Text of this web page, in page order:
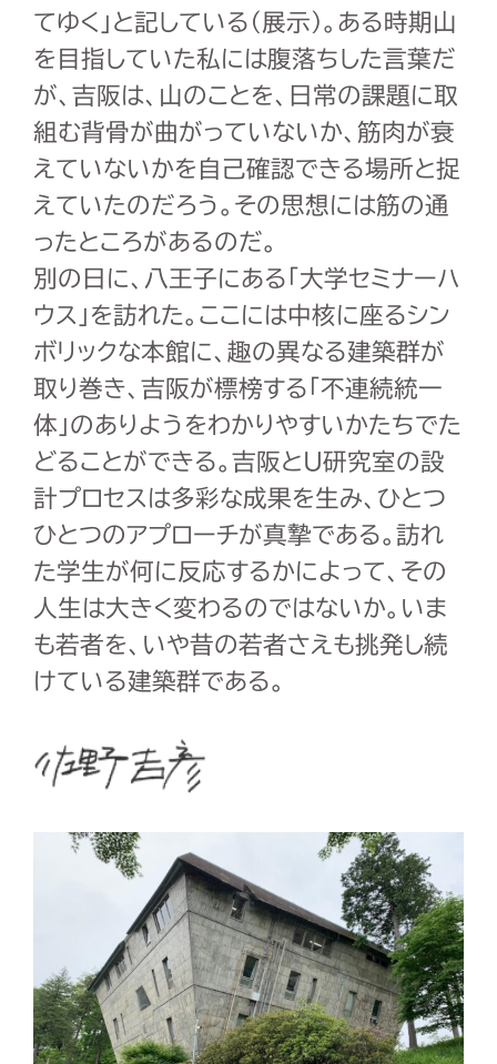
てゆく」と記している（展示）。ある時期山
を目指していた私には腹落ちした言葉だ
が、吉阪は、山のことを、日常の課題に取
組む背骨が曲がっていないか、筋肉が衰
えていないかを自己確認できる場所と捉
えていたのだろう。その思想には筋の通
ったところがあるのだ。
別の日に、八王子にある「大学セミナーハ
ウス」を訪れた。ここには中核に座るシン
ボリックな本館に、趣の異なる建築群が
取り巻き、吉阪が標榜する「不連続統一
体」のありようをわかりやすいかたちでた
どることができる。吉阪とＵ研究室の設
計プロセスは多彩な成果を生み、ひとつ
ひとつのアプローチが真摯である。訪れ
た学生が何に反応するかによって、その
人生は大きく変わるのではないか。いま
も若者を、いや昔の若者さえも挑発し続
けている建築群である。